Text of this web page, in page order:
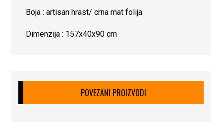
Boja : artisan hrast/ crna mat folija
Dimenzija : 157x40x90 cm
POVEZANI PROIZVODI